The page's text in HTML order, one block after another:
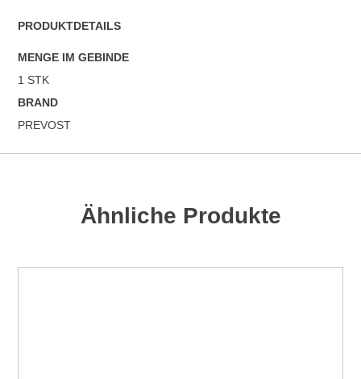
Menge
PRODUKTDETAILS
MENGE IM GEBINDE
1 STK
BRAND
PREVOST
Ähnliche Produkte